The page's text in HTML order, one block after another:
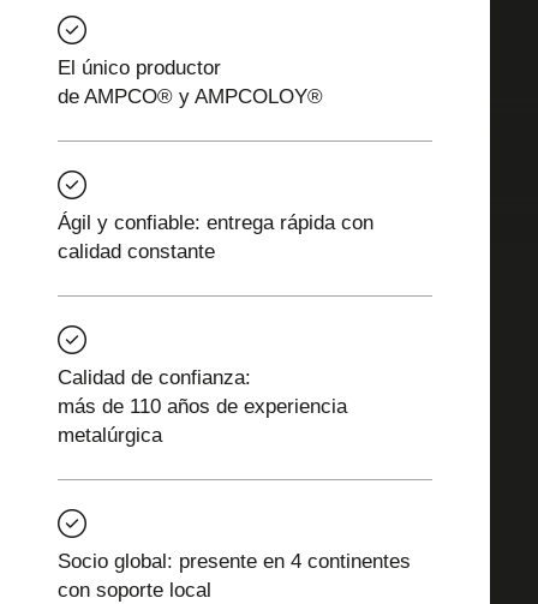
El único productor
de AMPCO® y AMPCOLOY®
Ágil y confiable: entrega rápida con
calidad constante
Calidad de confianza:
más de 110 años de experiencia
metalúrgica
Socio global: presente en 4 continentes
con soporte local